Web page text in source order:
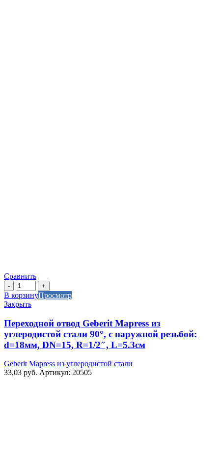
Сравнить
Количество
товара
Переходной
отвод
Mapress
из
углеродистой
90°,
с
В корзинуПросмотр
Закрыть
Переходной отвод Geberit Mapress из
углеродистой стали 90°, с наружной резьбой:
d=18мм, DN=15, R=1/2″, L=5.3см
Geberit Mapress из углеродистой стали
33,03 руб. Артикул: 20505